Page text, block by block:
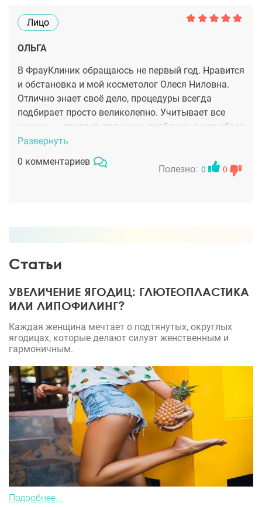
Лицо
ОЛЬГА
В ФрауКлиник обращаюсь не первый год. Нравится
и обстановка и мой косметолог Олеся Ниловна.
Отлично знает своё дело, процедуры всегда
подбирает просто великолепно. Учитывает все
нюансы – возраст, тип кожи, проблему, даже образ
жизни оказывается важно при выборе процедур.
Очень хороший профессионал!
Развернуть
0 комментариев
Полезно: 0 0
Статьи
УВЕЛИЧЕНИЕ ЯГОДИЦ: ГЛЮТЕОПЛАСТИКА
ИЛИ ЛИПОФИЛИНГ?
Каждая женщина мечтает о подтянутых, округлых
ягодицах, которые делают силуэт женственным и
гармоничным.
Подробнее...